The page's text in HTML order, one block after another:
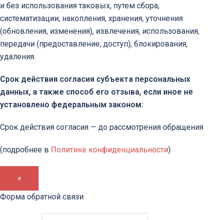
и без использования таковых, путем сбора,
систематизации, накопления, хранения, уточнения
(обновления, изменения), извлечения, использования,
передачи (предоставление, доступ), блокирования,
удаления.
Срок действия согласия субъекта персональных
данных, а также способ его отзыва, если иное не
установлено федеральным законом:
Срок действия согласия — до рассмотрения обращения
(подробнее в Политике конфиденциальности)
×
Форма обратной связи